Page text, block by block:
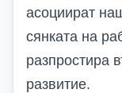
асоциират
сянката на
разпростира
развитие.